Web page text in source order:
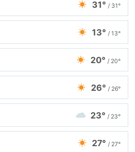
31° / 31°
13° / 13°
20° / 20°
26° / 26°
23° / 23°
27° / 27°